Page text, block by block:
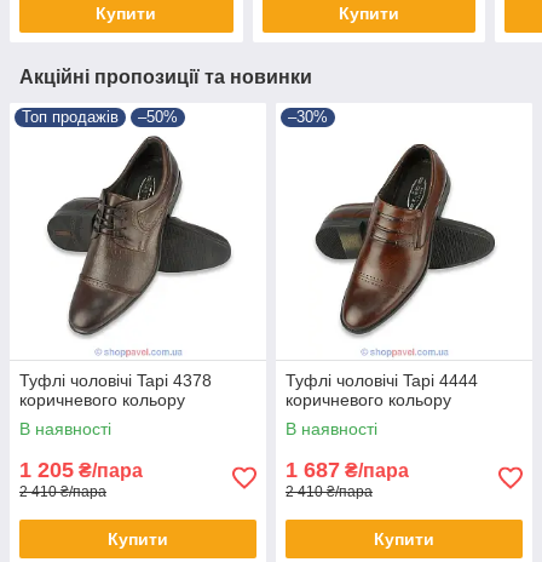
Купити Купити
Акційні пропозиції та новинки
Топ продажів –50%
Туфлі чоловічі Tapi 4378
коричневого кольору
В наявності
1 205 ₴/пара
2 410 ₴/пара
Купити
–30%
Туфлі чоловічі Tapi 4444
коричневого кольору
В наявності
1 687 ₴/пара
2 410 ₴/пара
Купити